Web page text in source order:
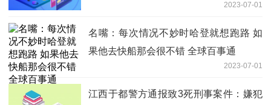
2023-07-01
名嘴：每次情况不妙时哈登就想跑路 如
果他去快船那会很不错 全球百事通
2023-07-01
江西于都警方通报致3死刑事案件：嫌犯